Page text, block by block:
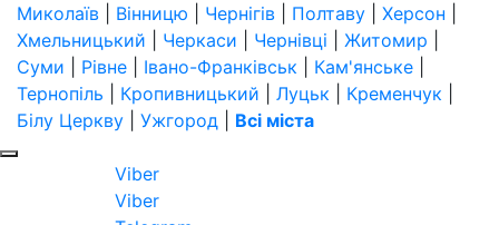
Миколаїв
Вінницю Чернігів Полтаву Херсон
Хмельницький
Черкаси Чернівці Житомир
Суми
Рівне Івано-Франківськ Кам'янське
Тернопіль
Кропивницький Луцьк Кременчук
Білу Церкву
Ужгород Всі міста
Viber
Viber